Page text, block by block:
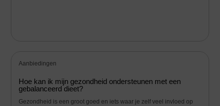
Aanbiedingen
Hoe kan ik mijn gezondheid ondersteunen met een
gebalanceerd dieet?
Gezondheid is een groot goed en iets waar je zelf veel invloed op